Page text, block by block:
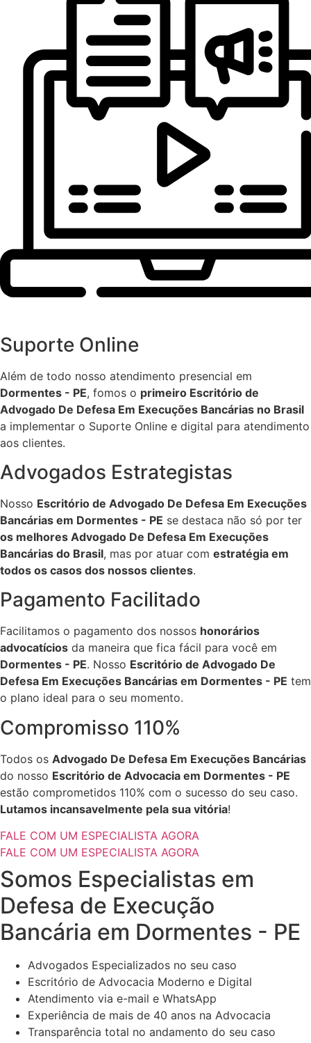
Suporte Online
Além de todo nosso atendimento presencial em
Dormentes - PE, fomos o primeiro Escritório de
Advogado De Defesa Em Execuções Bancárias no Brasil
a implementar o Suporte Online e digital para atendimento
aos clientes.
Advogados Estrategistas
Nosso Escritório de Advogado De Defesa Em Execuções
Bancárias em Dormentes - PE se destaca não só por ter
os melhores Advogado De Defesa Em Execuções
Bancárias do Brasil, mas por atuar com estratégia em
todos os casos dos nossos clientes.
Pagamento Facilitado
Facilitamos o pagamento dos nossos honorários
advocatícios da maneira que fica fácil para você em
Dormentes - PE. Nosso Escritório de Advogado De
Defesa Em Execuções Bancárias em Dormentes - PE tem
o plano ideal para o seu momento.
Compromisso 110%
Todos os Advogado De Defesa Em Execuções Bancárias
do nosso Escritório de Advocacia em Dormentes - PE
estão comprometidos 110% com o sucesso do seu caso.
Lutamos incansavelmente pela sua vitória!
FALE COM UM ESPECIALISTA AGORA
FALE COM UM ESPECIALISTA AGORA
Somos Especialistas em
Defesa de Execução
Bancária em Dormentes - PE
Advogados Especializados no seu caso
Escritório de Advocacia Moderno e Digital
Atendimento via e-mail e WhatsApp
Experiência de mais de 40 anos na Advocacia
Transparência total no andamento do seu caso